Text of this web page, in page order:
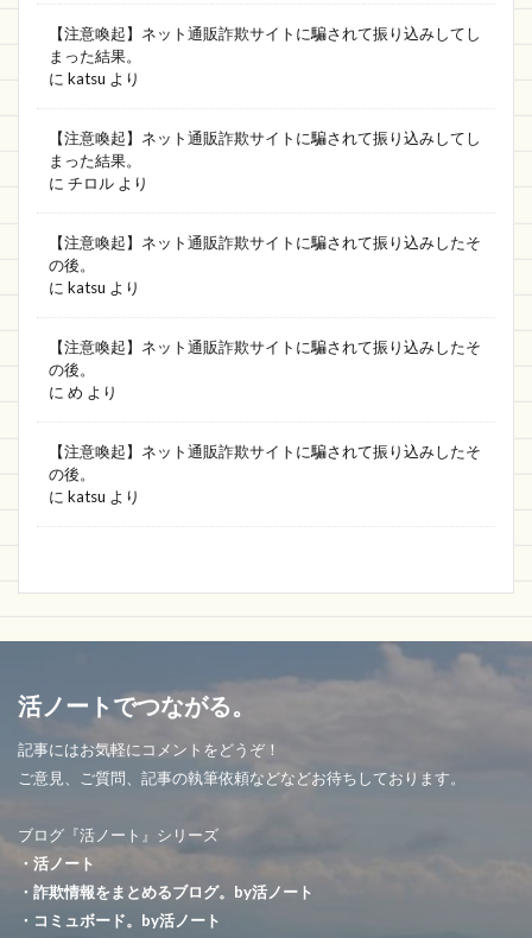
【注意喚起】ネット通販詐欺サイトに騙されて振り込みしてし
まった結果。
に katsu より
【注意喚起】ネット通販詐欺サイトに騙されて振り込みしてし
まった結果。
に チロル より
【注意喚起】ネット通販詐欺サイトに騙されて振り込みしたそ
の後。
に katsu より
【注意喚起】ネット通販詐欺サイトに騙されて振り込みしたそ
の後。
に め より
【注意喚起】ネット通販詐欺サイトに騙されて振り込みしたそ
の後。
に katsu より
活ノートでつながる。
記事にはお気軽にコメントをどうぞ！
ご意見、ご質問、記事の執筆依頼などなどお待ちしております。
ブログ『活ノート』シリーズ
・活ノート
・詐欺情報をまとめるブログ。by活ノート
・コミュボード。by活ノート